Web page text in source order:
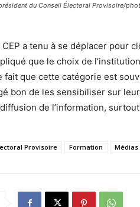
du Conseil Électoral Provisoire/
a tenu à se déplacer pour
que le choix de
fait que cette catégorie est
bon de les sensibiliser sur
de l’information,
Provisoire Formation